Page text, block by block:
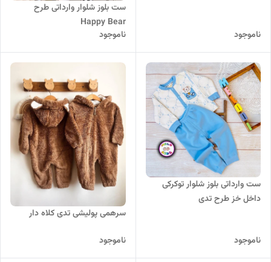
ناموجود
ست بلوز شلوار وارداتی طرح
Happy Bear
ناموجود
ست وارداتی بلوز شلوار توکرکی
داخل خز طرح تدی
ناموجود
سرهمی پولیشی تدی کلاه دار
ناموجود